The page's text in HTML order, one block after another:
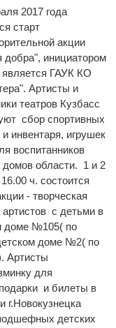
2017 года
старт
акции
добра", инициатором
является ГАУК КО
Артисты и
театров Кузбасс
сбор спортивных
и инвентаря, игрушек
воспитанников
домов области. 1 и 2
ч. состоится
- творческая
артистов с детьми в
доме №105( по
доме №2( по
Артисты
для
и билеты в
г.Новокузнецка
детских